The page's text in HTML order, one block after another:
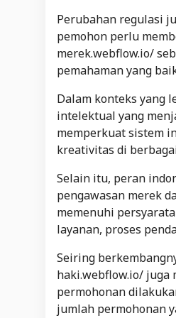
Perubahan regulasi
pemohon perlu
merek.webflow.io/
pemahaman yang
Dalam konteks yang
intelektual yang
memperkuat sistem
kreativitas di
Selain itu, peran
pengawasan merek
memenuhi
layanan, proses
Seiring
haki.webflow.io/ juga
permohonan
jumlah permohonan